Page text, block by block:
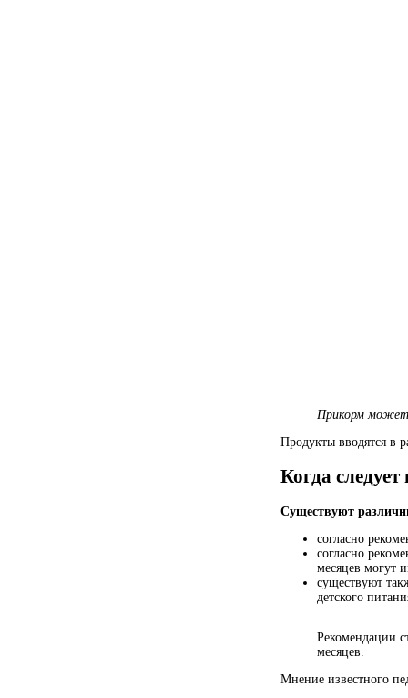
Прикорм может
Продукты вводятся в
Когда
Существуют
согласно
согласно
месяцев могут
существуют
детского
Рекомендации
месяцев.
Мнение известного